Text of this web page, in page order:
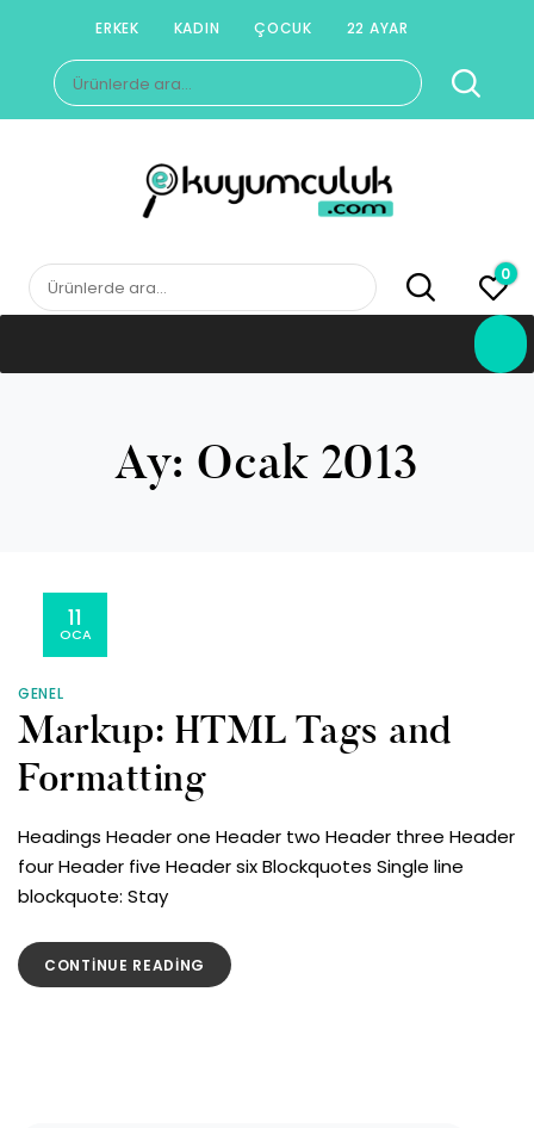
content
ERKEK KADIN ÇOCUK 22 AYAR
Ara:
E-KUYUMCULUK
Herkesin Kuyumcusu
Ara: 0
Ay: Ocak 2013
GENEL
Markup: HTML Tags and
Formatting
11
OCA
Headings Header one Header two Header three Header
four Header five Header six Blockquotes Single line
blockquote: Stay
CONTINUE READING “MARKUP:
HTML